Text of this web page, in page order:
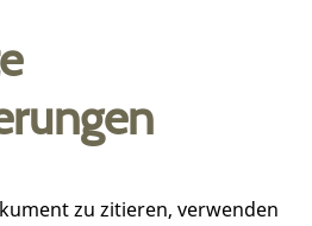
zu zitieren, verwenden